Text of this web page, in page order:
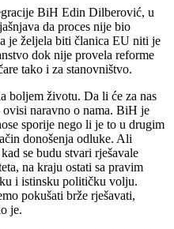
BiH Edin Dilberović, u
da proces nije bio
je željela biti članica EU niti je
dok nije provela reforme
tako i za stanovništvo.
boljem životu. Da li će za nas
naravno o nama. BiH je
sporije nego li je to u drugim
donošenja odluke. Ali
se budu stvari rješavale
na kraju ostati sa pravim
i istinsku političku volju.
pokušati brže rješavati,
je.